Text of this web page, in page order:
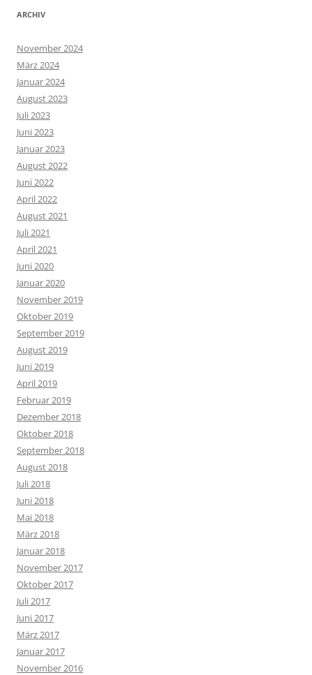
ARCHIV
November 2024
März 2024
Januar 2024
August 2023
Juli 2023
Juni 2023
Januar 2023
August 2022
Juni 2022
April 2022
August 2021
Juli 2021
April 2021
Juni 2020
Januar 2020
November 2019
Oktober 2019
September 2019
August 2019
Juni 2019
April 2019
Februar 2019
Dezember 2018
Oktober 2018
September 2018
August 2018
Juli 2018
Juni 2018
Mai 2018
März 2018
Januar 2018
November 2017
Oktober 2017
Juli 2017
Juni 2017
März 2017
Januar 2017
November 2016